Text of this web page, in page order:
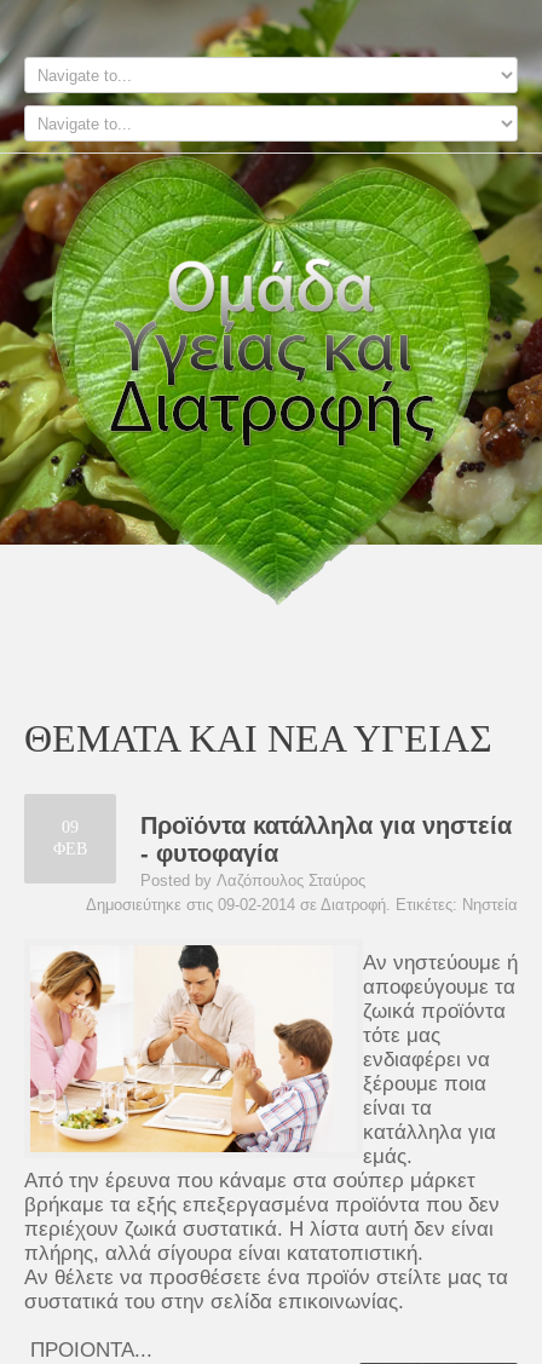
ΘΕΜΑΤΑ ΚΑΙ ΝΕΑ ΥΓΕΙΑΣ
09
ΦΕΒ
Προϊόντα κατάλληλα για νηστεία
- φυτοφαγία
Posted by Λαζόπουλος Σταύρος
Δημοσιεύτηκε στις 09-02-2014 σε Διατροφή. Ετικέτες: Νηστεία
Αν νηστεύουμε ή
αποφεύγουμε τα
ζωικά προϊόντα
τότε μας
ενδιαφέρει να
ξέρουμε ποια
είναι τα
κατάλληλα για
εμάς.
Από την έρευνα που κάναμε στα σούπερ μάρκετ
βρήκαμε τα εξής επεξεργασμένα προϊόντα που δεν
περιέχουν ζωικά συστατικά. Η λίστα αυτή δεν είναι
πλήρης, αλλά σίγουρα είναι κατατοπιστική.
Αν θέλετε να προσθέσετε ένα προϊόν στείλτε μας τα
συστατικά του στην σελίδα επικοινωνίας.
ΠΡΟΙΟΝΤΑ...